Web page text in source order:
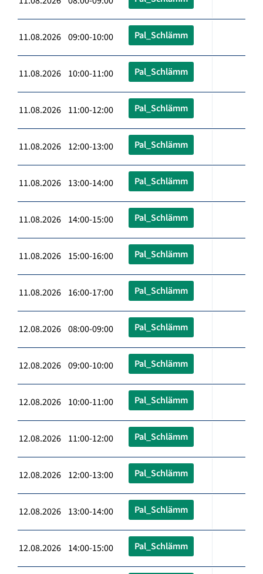
11.08.2026 09:00-10:00 Pal_Schlämm
11.08.2026 10:00-11:00 Pal_Schlämm
11.08.2026 11:00-12:00 Pal_Schlämm
11.08.2026 12:00-13:00 Pal_Schlämm
11.08.2026 13:00-14:00 Pal_Schlämm
11.08.2026 14:00-15:00 Pal_Schlämm
11.08.2026 15:00-16:00 Pal_Schlämm
11.08.2026 16:00-17:00 Pal_Schlämm
12.08.2026 08:00-09:00 Pal_Schlämm
12.08.2026 09:00-10:00 Pal_Schlämm
12.08.2026 10:00-11:00 Pal_Schlämm
12.08.2026 11:00-12:00 Pal_Schlämm
12.08.2026 12:00-13:00 Pal_Schlämm
12.08.2026 13:00-14:00 Pal_Schlämm
12.08.2026 14:00-15:00 Pal_Schlämm